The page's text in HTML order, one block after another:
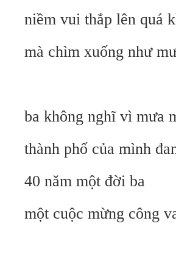
niềm vui thắp lên quá
mà chìm xuống như
ba không nghĩ vì mưa
thành phố của mình
40 năm một đời ba
một cuộc mừng công